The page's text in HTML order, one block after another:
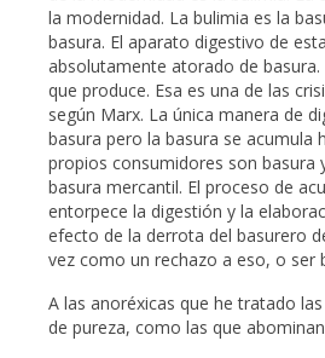
la modernidad. La bulimia es la
basura. El aparato digestivo de
absolutamente atorado de
que produce. Esa es una de las
según Marx. La única manera de
basura pero la basura se acumula
propios consumidores son basura
basura mercantil. El proceso de
entorpece la digestión y la
efecto de la derrota del basurero
vez como un rechazo a eso, o ser
A las anoréxicas que he tratado
de pureza, como las que